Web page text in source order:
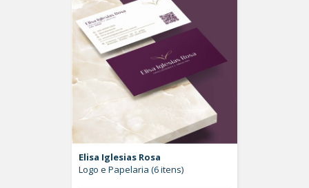
Elisa Iglesias Rosa
Logo e Papelaria (6 itens)